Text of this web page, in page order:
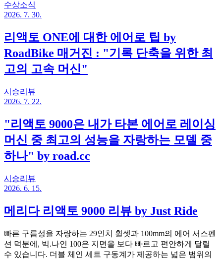
수상소식
2026. 7. 30.
리액토 ONE에 대한 에어로 팁 by
RoadBike 매거진 : "기록 단축을 위한 최
고의 고속 머신"
시승리뷰
2026. 7. 22.
"리액토 9000은 내가 타본 에어로 레이싱
머신 중 최고의 성능을 자랑하는 모델 중
하나" by road.cc
시승리뷰
2026. 6. 15.
메리다 리액토 9000 리뷰 by Just Ride
빠른 구름성을 자랑하는 29인치 휠셋과 100mm의 에어 서스펜
션 덕분에, 빅.나인 100은 지면을 보다 빠르고 편안하게 달릴
수 있습니다. 더블 체인 세트 구동계가 제공하는 넓은 범위의